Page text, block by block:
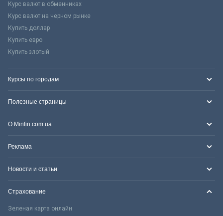
Курс валют в обменниках
Курс валют на черном рынке
Купить доллар
Купить евро
Купить злотый
Курсы по городам
Полезные страницы
О Minfin.com.ua
Реклама
Новости и статьи
Страхование
Зеленая карта онлайн